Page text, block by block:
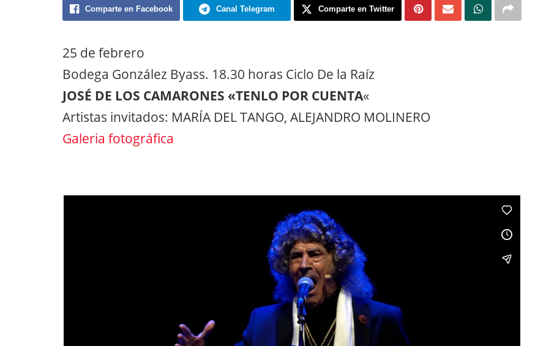
Comparte en Facebook Canal Telegram Comparte en Twitter
25 de febrero
Bodega González Byass. 18.30 horas Ciclo De la Raíz
JOSÉ DE LOS CAMARONES «TENLO POR CUENTA«
Artistas invitados: MARÍA DEL TANGO, ALEJANDRO MOLINERO
Galeria fotográfica